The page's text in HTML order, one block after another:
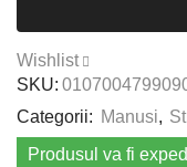
Wishlist
SKU:
Categorii: Manusi,
Produsul va fi